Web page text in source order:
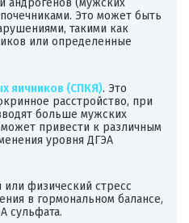
андрогенов (мужских
Это может быть
такими как
или определенные
яичников (СПКЯ). Это
расстройство, при
больше мужских
привести к различным
уровня ДГЭА
физический стресс
в гормональном балансе,
сульфата.